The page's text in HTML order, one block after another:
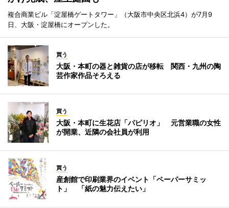
複合商業ビル「淀屋橋ゲートタワー」（大阪市中央区北浜4）が7月9
日、大阪・淀屋橋にオープンした。
買う
大阪・本町の器と雑貨の店が移転 関西・九州の陶
芸作家作品そろえる
買う
大阪・本町に生花店「パピリオ」 元営業職の女性
が開業、近隣の会社員が利用
買う
産創館で印刷業界のイベント「ペーパーサミッ
ト」 「紙の魅力伝えたい」